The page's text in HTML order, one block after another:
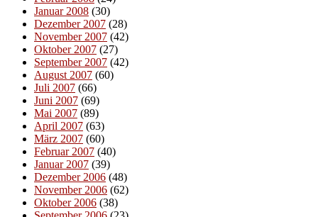
Januar 2008 (30)
Dezember 2007 (28)
November 2007 (42)
Oktober 2007 (27)
September 2007 (42)
August 2007 (60)
Juli 2007 (66)
Juni 2007 (69)
Mai 2007 (89)
April 2007 (63)
März 2007 (60)
Februar 2007 (40)
Januar 2007 (39)
Dezember 2006 (48)
November 2006 (62)
Oktober 2006 (38)